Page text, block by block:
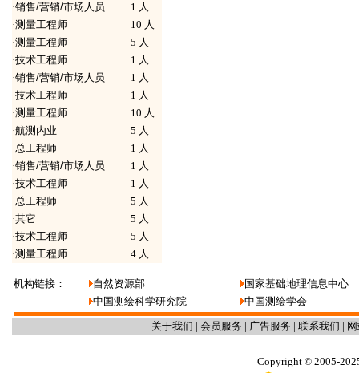
·销售/营销/市场人员
1 人
·测量工程师
10 人
·测量工程师
5 人
·技术工程师
1 人
·销售/营销/市场人员
1 人
·技术工程师
1 人
·测量工程师
10 人
·航测内业
5 人
·总工程师
1 人
·销售/营销/市场人员
1 人
·技术工程师
1 人
·总工程师
5 人
·其它
5 人
·技术工程师
5 人
·测量工程师 4 人
机构链接： 自然资源部
国家基础地理信息中心
中国测绘科学研究院
中国测绘学会
关于我们 | 会员服务 | 广告服务 | 联系我们 |
Copyright © 2005-